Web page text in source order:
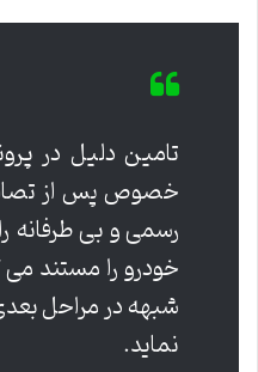
تامین دلیل در
خصوص پس از
رسمی و بی طرفانه
خودرو را مستند
شبهه در مراحل
نماید.